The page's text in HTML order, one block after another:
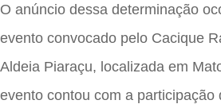
O anúncio dessa determinação
evento convocado pelo Cacique
Aldeia Piaraçu, localizada em
evento contou com a